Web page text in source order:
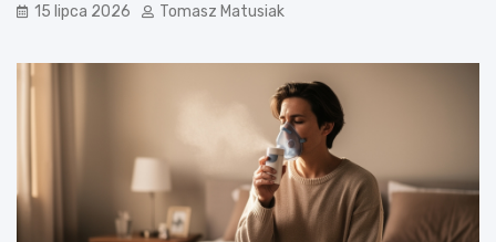
15 lipca 2026 Tomasz Matusiak